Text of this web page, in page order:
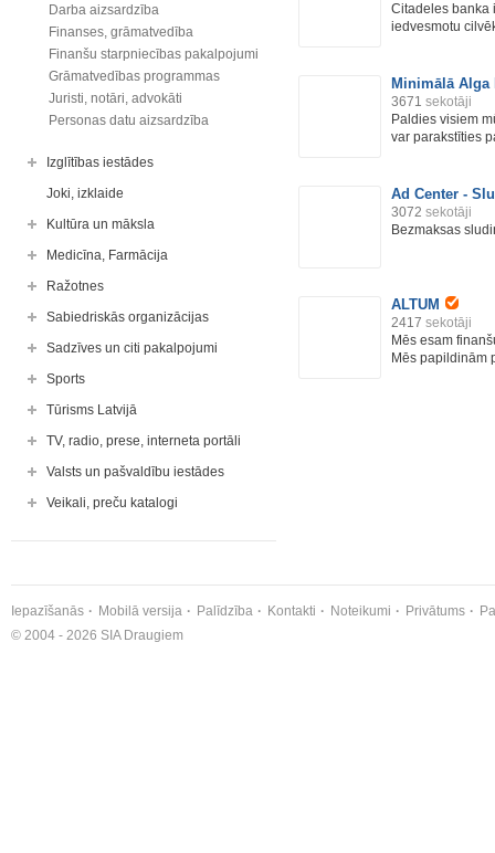
Darba aizsardzība
Finanses, grāmatvedība
Finanšu starpniecības pakalpojumi
Grāmatvedības programmas
Juristi, notāri, advokāti
Personas datu aizsardzība
Izglītības iestādes
Joki, izklaide
Kultūra un māksla
Medicīna, Farmācija
Ražotnes
Sabiedriskās organizācijas
Sadzīves un citi pakalpojumi
Sports
Tūrisms Latvijā
TV, radio, prese, interneta portāli
Valsts un pašvaldību iestādes
Veikali, preču katalogi
Citadeles banka
iedvesmotu
Minimālā Alga
3671 sekotāji
Paldies visiem
var parakstīties
Ad Center -
3072 sekotāji
Bezmaksas
ALTUM
2417 sekotāji
Mēs esam
Mēs papildinām
Iepazīšanās Mobilā versija Palīdzība Kontakti Noteikumi Privātums
© 2004 - 2026 SIA Draugiem